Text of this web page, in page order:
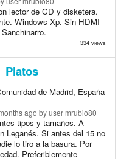
lector de CD y disketera.
Windows Xp. Sin HDMI
334 views
Platos
de Madrid, España
ago by user mrubio80
tipos y tamaños. A
Leganés. Si antes del 15 no
lo tiro a la basura. Por
Preferiblemente